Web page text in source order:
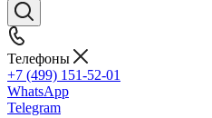
Телефоны
+7 (499) 151-52-01
WhatsApp
Telegram